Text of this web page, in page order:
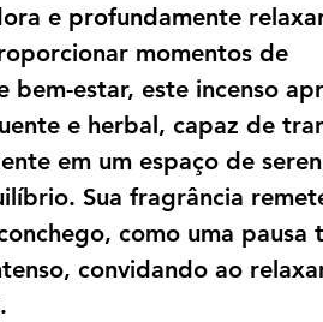
e profundamente
momentos de
bem-estar, este incenso
e herbal, capaz de
em um espaço de
Sua fragrância
como uma pausa
convidando ao